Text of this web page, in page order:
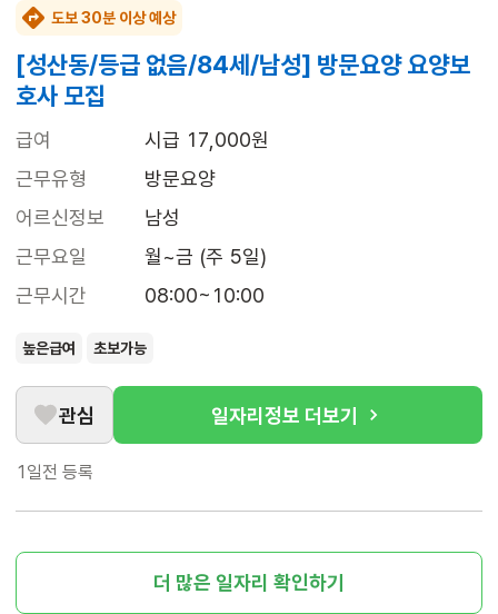
도보 30분 이상 예상
[성산동/등급 없음/84세/남성] 방문요양 요양보
호사 모집
급여
시급 17,000원
근무유형
방문요양
어르신정보
남성
근무요일
월~금 (주 5일)
근무시간
08:00~10:00
높은급여 초보가능
관심 일자리정보 더보기
1일전 등록
더 많은 일자리 확인하기